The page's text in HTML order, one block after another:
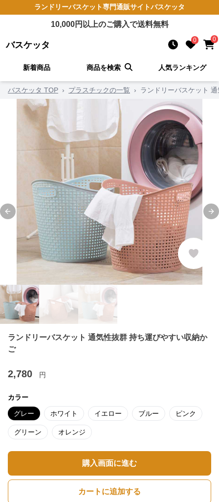
ランドリーバスケット専門通販サイトバスケッタ
10,000円以上のご購入で送料無料
バスケッタ 0 0
新着商品 商品を検索 人気ランキング
バスケッタ TOP › プラスチックの一覧 › ランドリーバスケット
Previous slide
ランドリーバスケット 通気性抜群 持ち運びやすい収納か
ご
2,780 円
カラー
グレー ホワイト イエロー ブルー ピンク
グリーン オレンジ
購入画面に進む
カートに追加する